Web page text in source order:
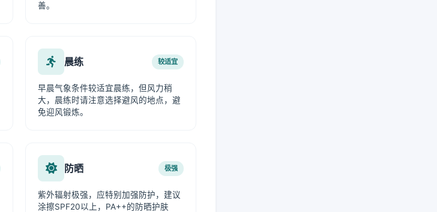
善。
晨练 较适宜
早晨气象条件较适宜晨练，但风力稍
大，晨练时请注意选择避风的地点，避
免迎风锻炼。
防晒 极强
紫外辐射极强，应特别加强防护，建议
涂擦SPF20以上，PA++的防晒护肤